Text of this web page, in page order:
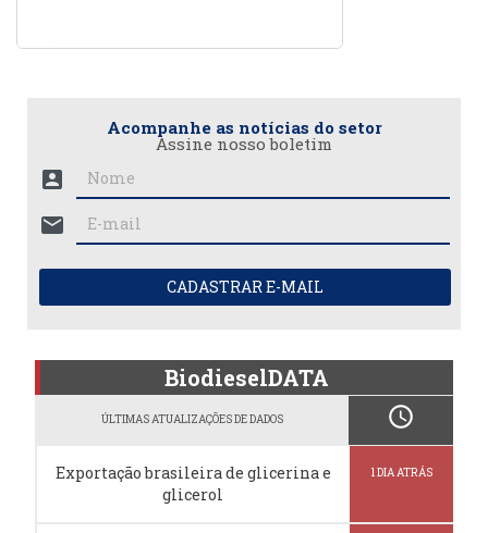
Acompanhe as notícias do setor
Assine nosso boletim
account_box
mail
CADASTRAR E-MAIL
BiodieselDATA
ÚLTIMAS ATUALIZAÇÕES DE DADOS schedule
Exportação brasileira de glicerina e
glicerol
1 DIA ATRÁS